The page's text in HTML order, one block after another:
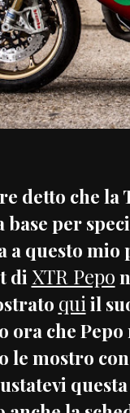
detto che
base per
a questo mio
di XTR Pepo
quiil
ora che
le mostro